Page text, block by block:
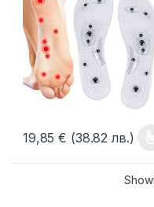
19,85€ (38.82 лв.)
This product has